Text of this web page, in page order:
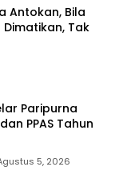
Antokan, Bila
Dimatikan, Tak
Paripurna
PPAS Tahun
5, 2026